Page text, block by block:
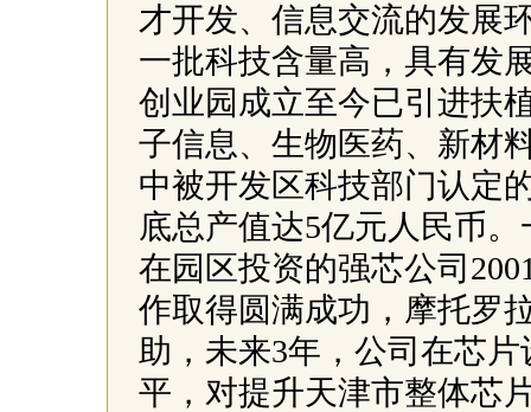
才开发、信息交流的发展
一批科技含量高，具有发
创业园成立至今已引进扶
子信息、生物医药、新材
中被开发区科技部门认定
底总产值达5亿元人民币
在园区投资的强芯公司
作取得圆满成功，摩托罗
助，未来3年，公司在芯
平，对提升天津市整体芯